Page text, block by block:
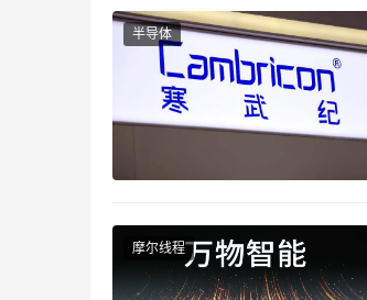
“AI赋能基层诊疗，单纯的技术
坛上表示，过去AI更多聚焦单
半导体
摩尔线程